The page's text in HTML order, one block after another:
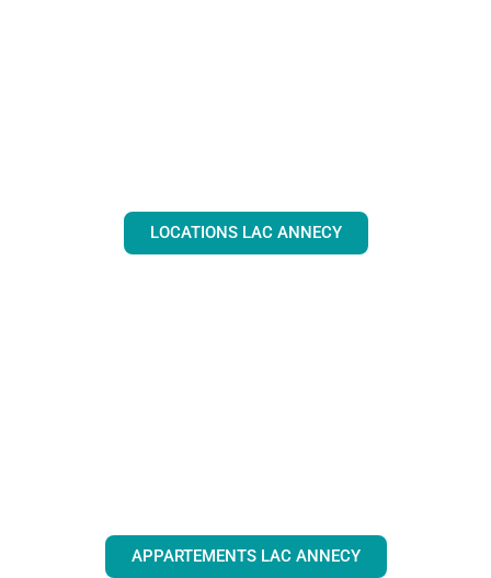
LOCATIONS LAC ANNECY
APPARTEMENTS LAC ANNECY